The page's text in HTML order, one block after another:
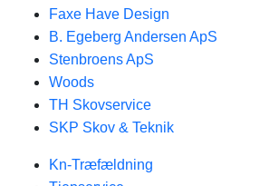
Faxe Have Design
B. Egeberg Andersen ApS
Stenbroens ApS
Woods
TH Skovservice
SKP Skov & Teknik
Kn-Træfældning